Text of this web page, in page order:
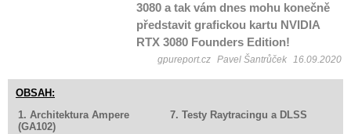
3080 a tak vám dnes mohu konečně
představit grafickou kartu NVIDIA
RTX 3080 Founders Edition!
gpureport.cz Pavel Šantrůček 16.09.2020
OBSAH:
1. Architektura Ampere
(GA102)
7. Testy Raytracingu a DLSS